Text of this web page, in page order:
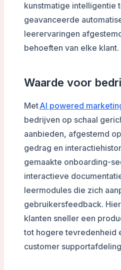
kunstmatige intelligentie
geavanceerde
leerervaringen
behoeften van elke klant.
Waarde voor
MetAI powered
bedrijven op schaal
aanbieden, afgestemd
gedrag en
gemaakte onboarding-
interactieve
leermodules die zich
gebruikersfeedback.
klanten sneller een
tot hogere tevredenheid
customer